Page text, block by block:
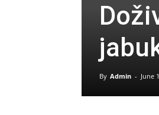
By Admin - June